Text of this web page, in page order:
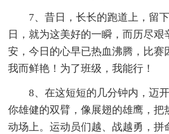
7、昔日，长长的跑道上，留
日，就为这美好的一瞬，而历尽艰
安，今日的心早已热血沸腾，比赛
我而鲜艳！为了班级，我能行！
8、在这短短的几分钟内，迈
你雄健的双臂，像展翅的雄鹰，把
动场上。运动员们越、战越勇，拼